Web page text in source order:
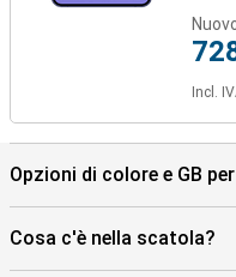
vivavoce attraverso gli
Incl.
Opzioni di colore e GB
Cosa c'è nella scatola?